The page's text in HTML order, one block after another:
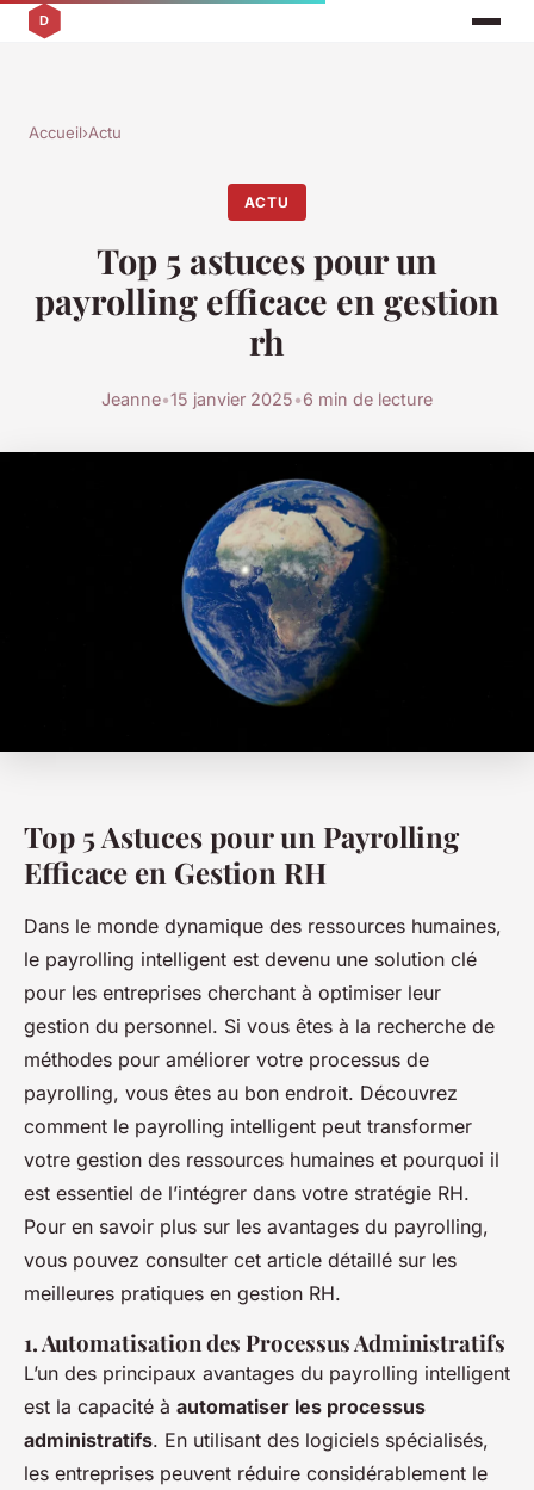
Accueil›Actu
ACTU
Top 5 astuces pour un
payrolling efficace en gestion
rh
Jeanne•15 janvier 2025•6 min de lecture
Top 5 Astuces pour un Payrolling
Efficace en Gestion RH
Dans le monde dynamique des ressources humaines,
le payrolling intelligent est devenu une solution clé
pour les entreprises cherchant à optimiser leur
gestion du personnel. Si vous êtes à la recherche de
méthodes pour améliorer votre processus de
payrolling, vous êtes au bon endroit. Découvrez
comment le payrolling intelligent peut transformer
votre gestion des ressources humaines et pourquoi il
est essentiel de l’intégrer dans votre stratégie RH.
Pour en savoir plus sur les avantages du payrolling,
vous pouvez consulter cet article détaillé sur les
meilleures pratiques en gestion RH.
1. Automatisation des Processus Administratifs
L’un des principaux avantages du payrolling intelligent
est la capacité à automatiser les processus
administratifs. En utilisant des logiciels spécialisés,
les entreprises peuvent réduire considérablement le